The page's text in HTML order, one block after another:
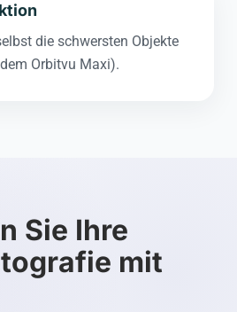
die schwersten Objekte
Orbitvu Maxi).
Sie Ihre
mit